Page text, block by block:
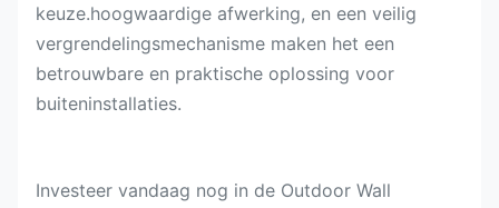
keuze.hoogwaardige afwerking, en een veilig
vergrendelingsmechanisme maken het een
betrouwbare en praktische oplossing voor
buiteninstallaties.
Investeer vandaag nog in de Outdoor Wall